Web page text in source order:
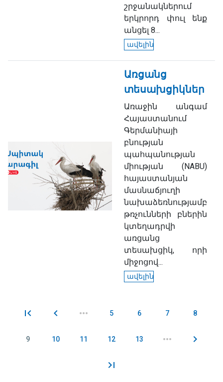
շրջանակներում
երկրորդ փուլ ենք
անցել 8...
ավելին
Առցանց
տեսախցիկներ
Առաջին անգամ
Հայաստանում
Գերմանիայի
բնության
պահպանության
միության (NABU)
հայաստանյան
մասնաճյուղի
նախաձեռնությամբ
թռչունների բներին
կտեղադրվի
առցանց
տեսախցիկ, որի
միջոցով...
ավելին
Էջեր 5 6 7 8
9 10 11 12 13